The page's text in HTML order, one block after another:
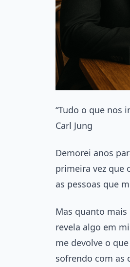
“Tudo o que nos
Carl Jung
Demorei anos
primeira vez que
as pessoas que
Mas quanto
revela algo em
me devolve o
sofrendo com as